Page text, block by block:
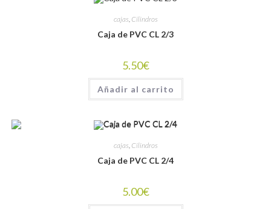
cajas Cilindros
Caja de PVC CL 2/3
5.50€
Añadir al carrito
cajas Cilindros
Caja de PVC CL 2/4
5.00€